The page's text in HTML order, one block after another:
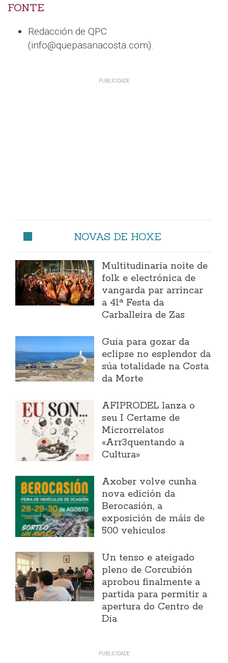
FONTE
Redacción de QPC
(info@quepasanacosta.com).
NOVAS DE HOXE
Multitudinaria noite de
folk e electrónica de
vangarda par arrincar
a 41ª Festa da
Carballeira de Zas
Guía para gozar da
eclipse no esplendor da
súa totalidade na Costa
da Morte
AFIPRODEL lanza o
seu I Certame de
Microrrelatos
«Arr3quentando a
Cultura»
Axober volve cunha
nova edición da
Berocasión, a
exposición de máis de
500 vehículos
Un tenso e ateigado
pleno de Corcubión
aprobou finalmente a
partida para permitir a
apertura do Centro de
Día